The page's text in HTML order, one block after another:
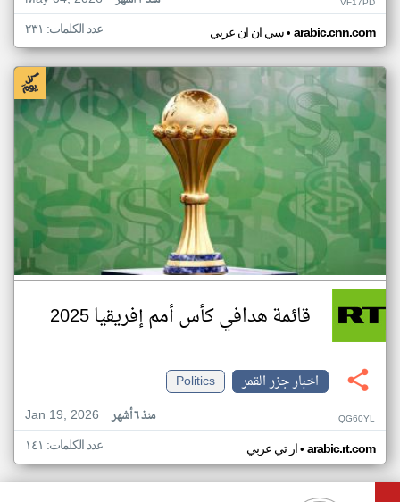
سي ان ان عربي• arabic.cnn.com عدد الكلمات: ٢٣١
قائمة هدافي كأس أمم إفريقيا 2025
اخبار جزر القمر
Politics
Jan 19, 2026
منذ ٦ أشهر QG60YL
ار تي عربي• arabic.rt.com عدد الكلمات: ١٤١